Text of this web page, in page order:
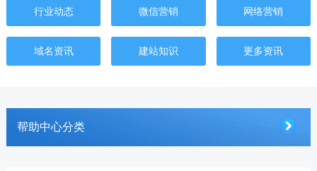
行业动态 微信营销 网络营销
域名资讯 建站知识 更多资讯
帮助中心分类